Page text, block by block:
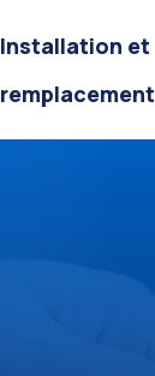
Installation et
remplacement